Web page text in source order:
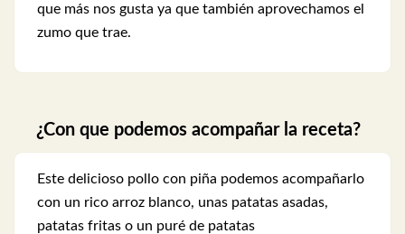
que más nos gusta ya que también aprovechamos el
zumo que trae.
¿Con que podemos acompañar la receta?
Este delicioso pollo con piña podemos acompañarlo
con un rico arroz blanco, unas patatas asadas,
patatas fritas o un puré de patatas